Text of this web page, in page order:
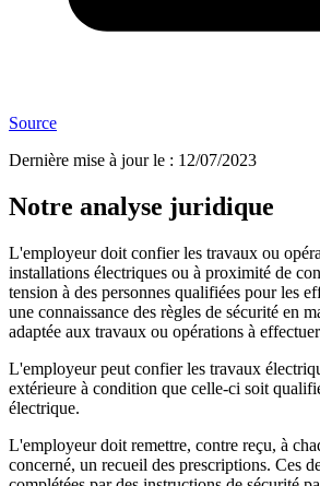
Source
Dernière mise à jour le : 12/07/2023
Notre analyse juridique
L'employeur doit confier les travaux ou
installations électriques ou à proximité de
tension à des personnes qualifiées pour les
une connaissance des règles de sécurité en
adaptée aux travaux ou opérations à
L'employeur peut confier les travaux
extérieure à condition que celle-ci soit
électrique.
L'employeur doit remettre, contre reçu, à
concerné, un recueil des prescriptions. Ces